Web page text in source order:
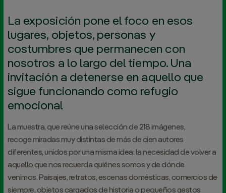
La exposición pone el foco en esos
lugares, objetos, personas y
costumbres que permanecen con
nosotros a lo largo del tiempo. Una
invitación a detenerse en aquello que
sigue funcionando como refugio
emocional
La muestra, que reúne una selección de 218 imágenes,
recoge miradas muy distintas de más de cien autores
diferentes, unidos por una misma idea: la necesidad de volver a
aquello que nos recuerda quiénes somos y de dónde
venimos. Paisajes, retratos, escenas domésticas, comercios de
siempre, objetos cargados de historia o pequeños gestos